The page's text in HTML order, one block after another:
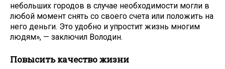
небольших городов в случае необходимости могли в
любой момент снять со своего счета или положить на
него деньги. Это удобно и упростит жизнь многим
людям», — заключил Володин.
Повысить качество жизни